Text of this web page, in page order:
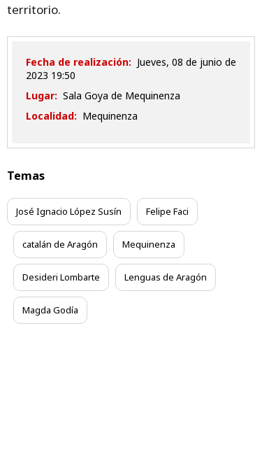
territorio.
Fecha de realización: jueves, 08 de junio de
2023 19:50
Lugar: Sala Goya de Mequinenza
Localidad: Mequinenza
Temas
José Ignacio López Susín Felipe Faci
catalán de Aragón Mequinenza
Desideri Lombarte Lenguas de Aragón
Magda Godía